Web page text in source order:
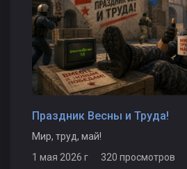
Праздник Весны и Труда!
Мир, труд, май!
1 мая 2026 г 320 просмотров